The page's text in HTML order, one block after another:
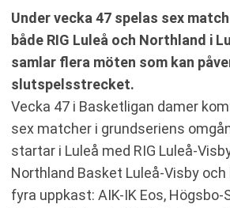
Under vecka 47 spelas sex
både RIG Luleå och Northland i
samlar flera möten som kan
slutspelsstrecket.
Vecka 47 i Basketligan damer
sex matcher i grundseriens
startar i Luleå med RIG Luleå-
Northland Basket Luleå-Visby
fyra uppkast: AIK-IK Eos, Högsbo-